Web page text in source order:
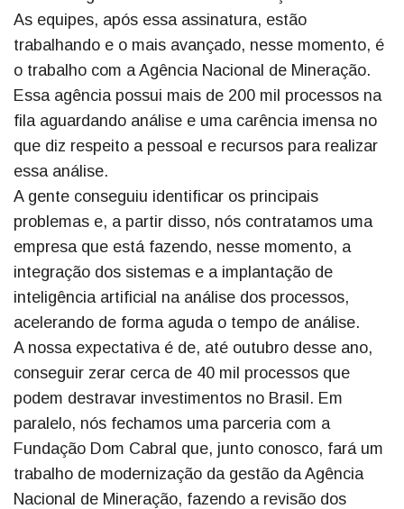
As equipes, após essa assinatura, estão
trabalhando e o mais avançado, nesse momento, é
o trabalho com a Agência Nacional de Mineração.
Essa agência possui mais de 200 mil processos na
fila aguardando análise e uma carência imensa no
que diz respeito a pessoal e recursos para realizar
essa análise.
A gente conseguiu identificar os principais
problemas e, a partir disso, nós contratamos uma
empresa que está fazendo, nesse momento, a
integração dos sistemas e a implantação de
inteligência artificial na análise dos processos,
acelerando de forma aguda o tempo de análise.
A nossa expectativa é de, até outubro desse ano,
conseguir zerar cerca de 40 mil processos que
podem destravar investimentos no Brasil. Em
paralelo, nós fechamos uma parceria com a
Fundação Dom Cabral que, junto conosco, fará um
trabalho de modernização da gestão da Agência
Nacional de Mineração, fazendo a revisão dos